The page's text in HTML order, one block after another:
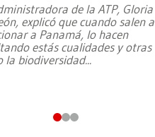
de la ATP, Gloria
explicó que cuando salen a
a Panamá, lo hacen
estás cualidades y otras
la biodiversidad...